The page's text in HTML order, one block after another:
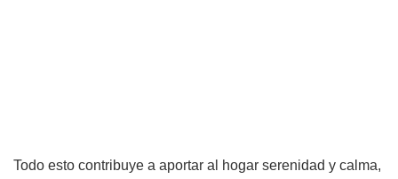
Todo esto contribuye a aportar al hogar serenidad y calma,